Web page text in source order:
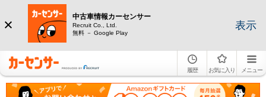
中古車情報カーセンサー
Recruit Co., Ltd.
無料 － Google Play
表示
履歴 お気に入り メニュー